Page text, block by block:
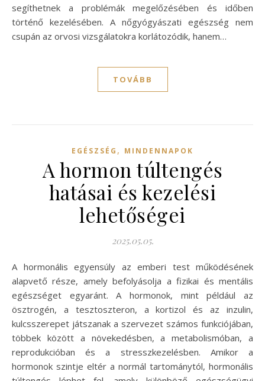
segíthetnek a problémák megelőzésében és időben
történő kezelésében. A nőgyógyászati egészség nem
csupán az orvosi vizsgálatokra korlátozódik, hanem…
TOVÁBB
EGÉSZSÉG , MINDENNAPOK
A hormon túltengés
hatásai és kezelési
lehetőségei
2025.05.05.
A hormonális egyensúly az emberi test működésének
alapvető része, amely befolyásolja a fizikai és mentális
egészséget egyaránt. A hormonok, mint például az
ösztrogén, a tesztoszteron, a kortizol és az inzulin,
kulcsszerepet játszanak a szervezet számos funkciójában,
többek között a növekedésben, a metabolismóban, a
reprodukcióban és a stresszkezelésben. Amikor a
hormonok szintje eltér a normál tartománytól, hormonális